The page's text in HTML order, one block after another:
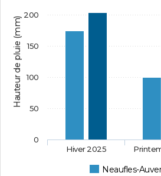
Hauteur de pluie (mm)
Neaufles-
Hiver 2025
0
50
100
150
200